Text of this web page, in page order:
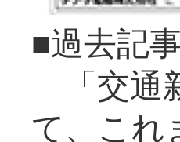
■過去記
「交通
て、これ